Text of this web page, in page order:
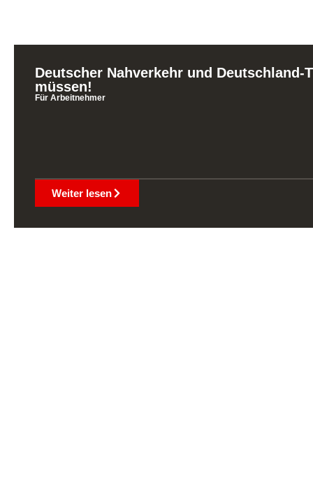
Deutscher Nahverkehr und
müssen!
Für Arbeitnehmer
Weiter lesen